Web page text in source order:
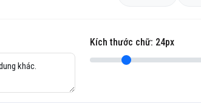
Kích thước chữ: 24px